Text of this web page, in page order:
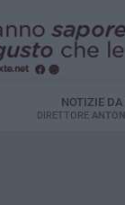
NOTIZIE DA
DIRETTORE